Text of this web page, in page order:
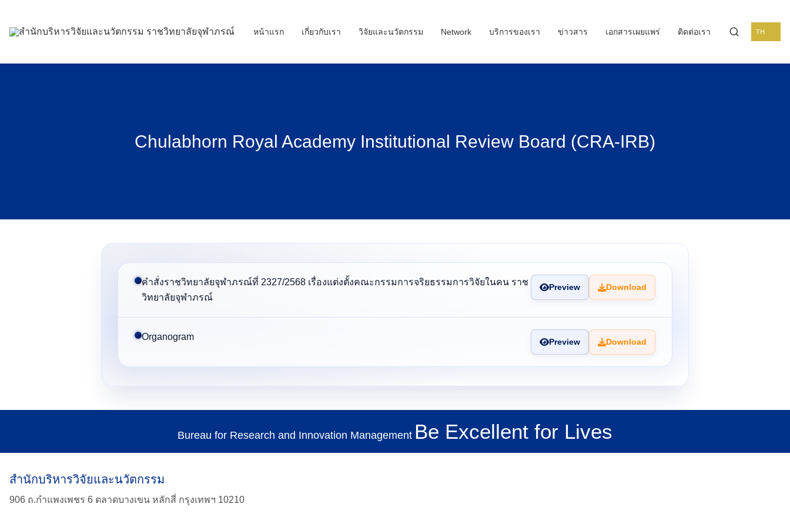
content
หน้าแรก เกี่ยวกับเรา วิจัยและนวัตกรรม Network บริการของเรา ข่าวสาร เอกสารเผยแพร่ ติดต่อเรา TH
Chulabhorn Royal Academy Institutional Review Board (CRA-IRB)
คำสั่งราชวิทยาลัยจุฬาภรณ์ที่ 2327/2568 เรื่องแต่งตั้งคณะกรรมการจริยธรรมการวิจัยในคน ราช
วิทยาลัยจุฬาภรณ์
Preview Download
Organogram Preview Download
Bureau for Research and Innovation Management Be Excellent for Lives
สำนักบริหารวิจัยและนวัตกรรม
906 ถ.กำแพงเพชร 6 ตลาดบางเขน หลักสี่ กรุงเทพฯ 10210